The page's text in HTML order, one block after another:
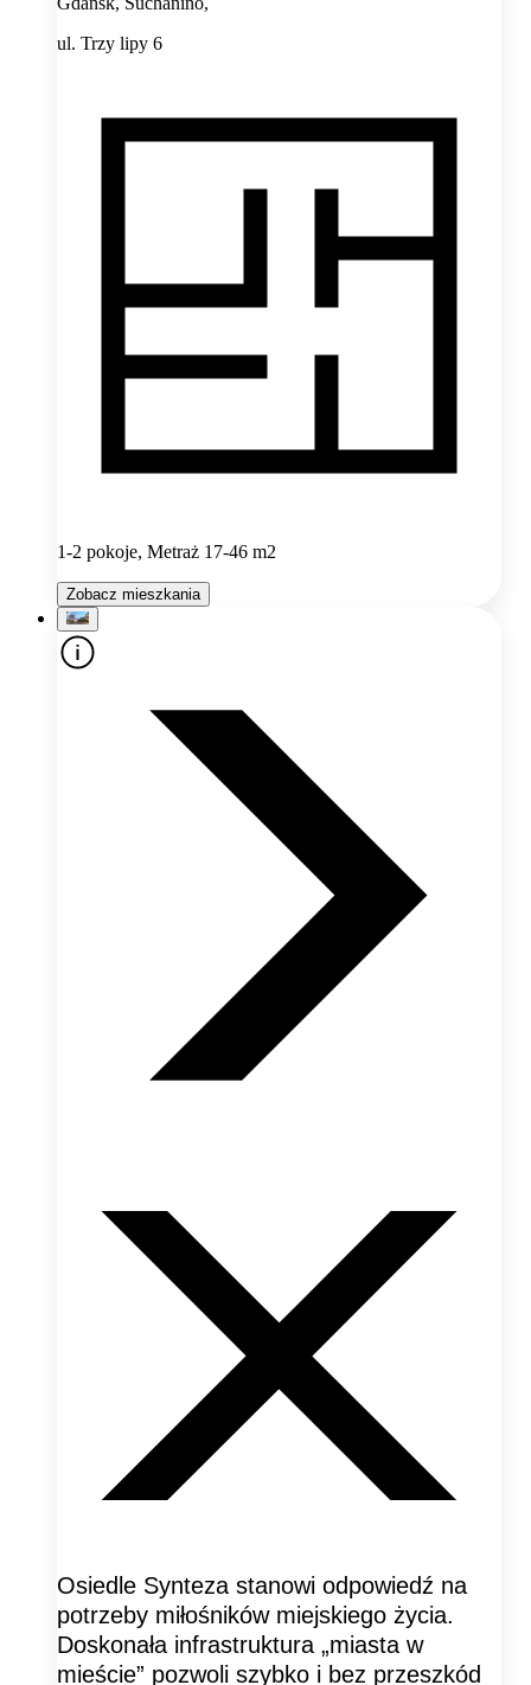
ul. Trzy lipy 6
1-2 pokoje, Metraż 17-46 m2
Zobacz mieszkania
Osiedle Synteza stanowi odpowiedź na
potrzeby miłośników miejskiego życia.
Doskonała infrastruktura „miasta w
mieście” pozwoli szybko i bez przeszkód